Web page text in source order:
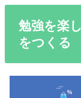
勉強を楽
をつくる